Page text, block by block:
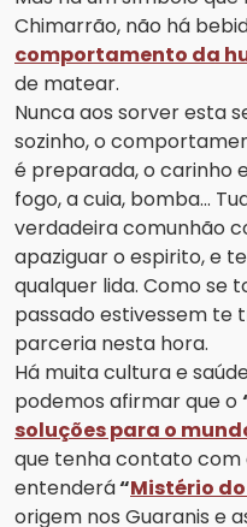
Chimarrão, não há
comportamento da
de matear.
Nunca aos sorver esta
sozinho, o
é preparada, o carinho
fogo, a cuia, bomba...
verdadeira comunhão
apaziguar o espirito, e
qualquer lida. Como se
passado estivessem te
parceria nesta hora.
Há muita cultura e
podemos afirmar que o
soluções para o
que tenha contato com
entenderá“Mistério
origem nos Guaranis e